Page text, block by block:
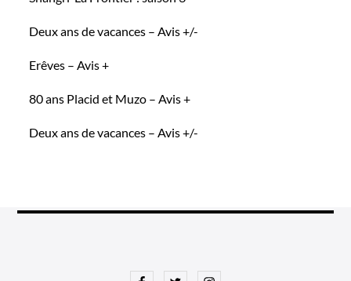
Deux ans de vacances – Avis +/-
Erêves – Avis +
80 ans Placid et Muzo – Avis +
Deux ans de vacances – Avis +/-